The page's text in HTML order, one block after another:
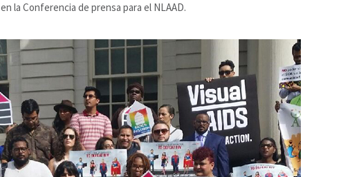
en la Conferencia de prensa para el NLAAD.